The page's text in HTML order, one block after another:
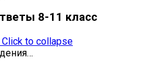
8-11 класс
Click to collapse